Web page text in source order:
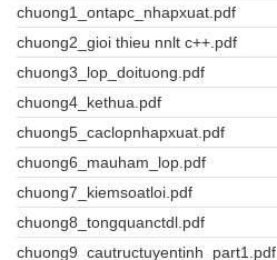
chuong1_ontapc_nhapxuat.pdf
chuong2_gioi thieu nnlt c++.pdf
chuong3_lop_doituong.pdf
chuong4_kethua.pdf
chuong5_caclopnhapxuat.pdf
chuong6_mauham_lop.pdf
chuong7_kiemsoatloi.pdf
chuong8_tongquanctdl.pdf
chuong9_cautructuyentinh_part1.pdf